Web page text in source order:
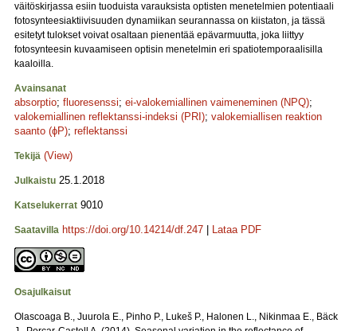
väitöskirjassa esiin tuoduista varauksista optisten menetelmien potentiaali
fotosynteesiaktiivisuuden dynamiikan seurannassa on kiistaton, ja tässä
esitetyt tulokset voivat osaltaan pienentää epävarmuutta, joka liittyy
fotosynteesin kuvaamiseen optisin menetelmin eri spatiotemporaalisilla
kaaloilla.
Avainsanat
absorptio; fluoresenssi; ei-valokemiallinen vaimeneminen (NPQ);
valokemiallinen reflektanssi-indeksi (PRI); valokemiallisen reaktion
saanto (ɸP); reflektanssi
Tekijä (View)
Julkaistu 25.1.2018
Katselukerrat 9010
Saatavilla https://doi.org/10.14214/df.247 Lataa PDF
Osajulkaisut
Olascoaga B., Juurola E., Pinho P., Lukeš P., Halonen L., Nikinmaa E., Bäck